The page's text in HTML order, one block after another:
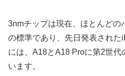
3nmチップは現在、ほとんどの
の標準であり、先日発表され
には、A18とA18 Proに第2世代
います。